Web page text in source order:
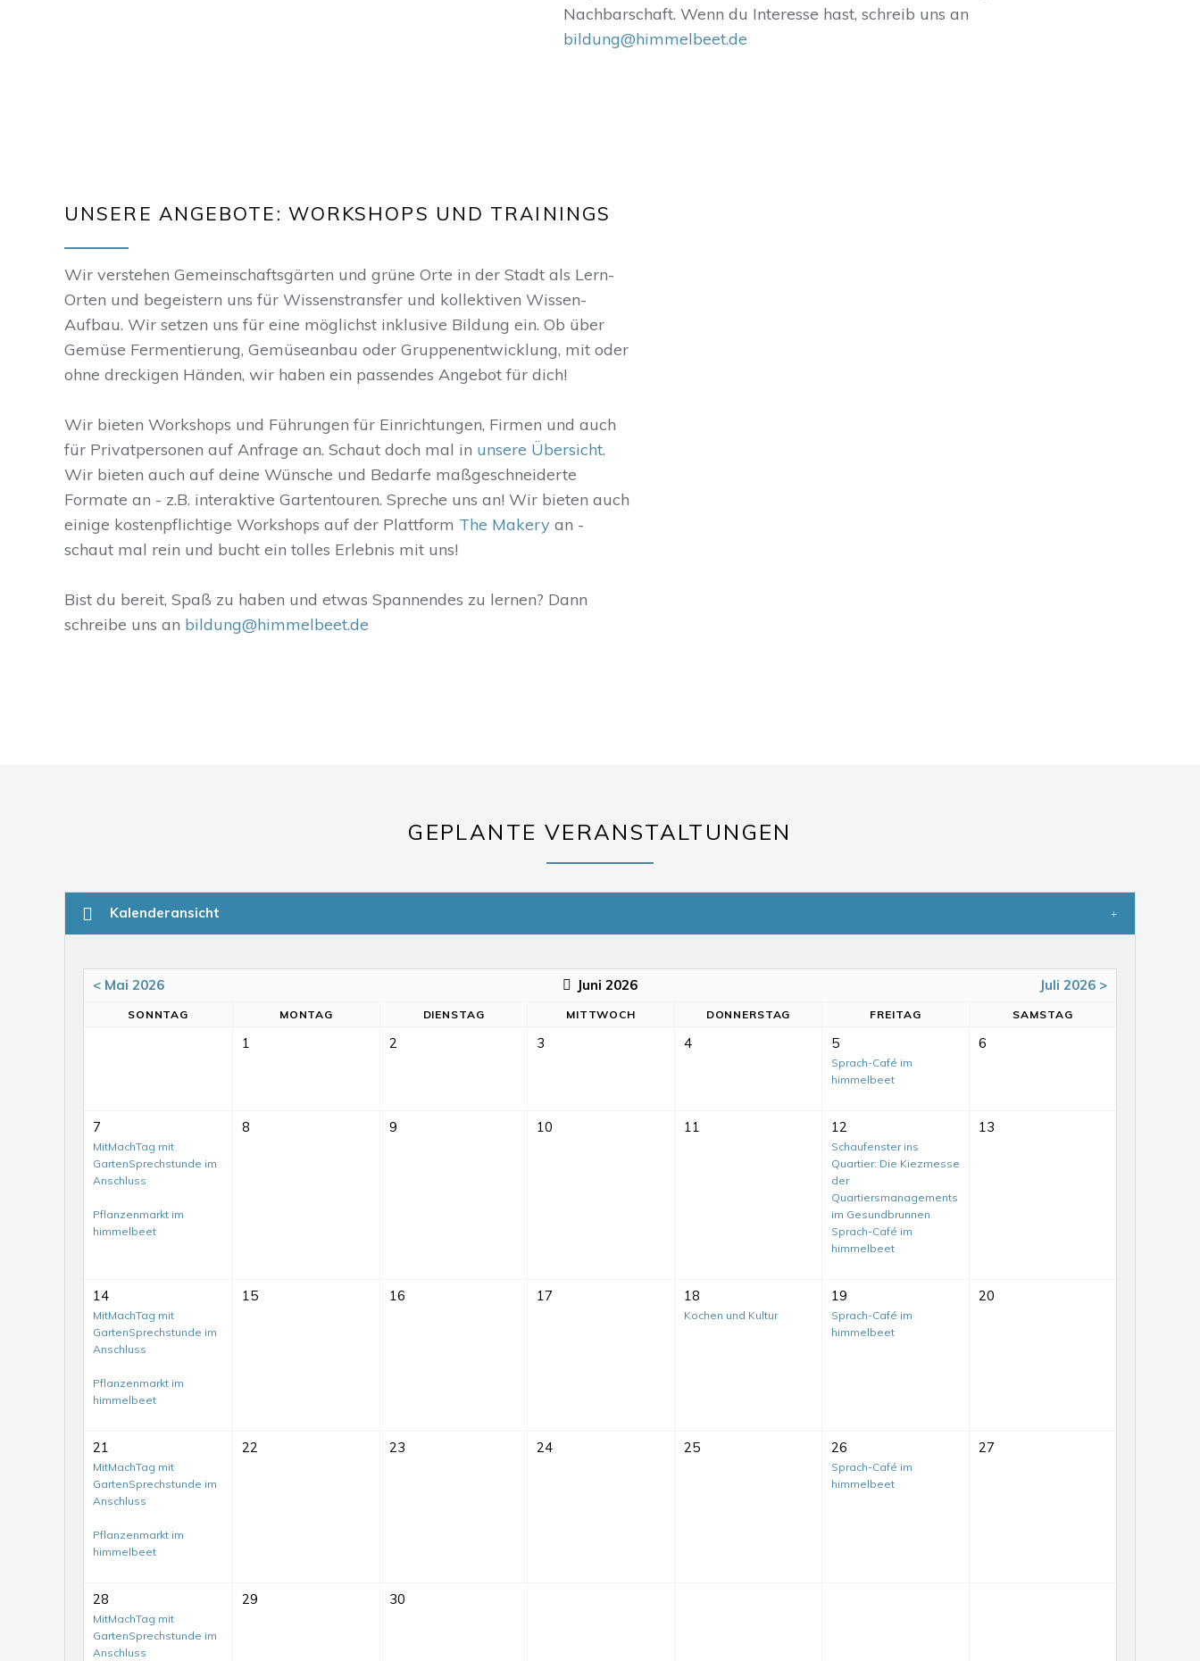
Nachbarschaft. Wenn du Interesse hast, schreib uns an
bildung@himmelbeet.de
UNSERE ANGEBOTE: WORKSHOPS UND TRAININGS
Wir verstehen Gemeinschaftsgärten und grüne Orte in der Stadt als Lern-
Orten und begeistern uns für Wissenstransfer und kollektiven Wissen-
Aufbau. Wir setzen uns für eine möglichst inklusive Bildung ein. Ob über
Gemüse Fermentierung, Gemüseanbau oder Gruppenentwicklung, mit oder
ohne dreckigen Händen, wir haben ein passendes Angebot für dich!
Wir bieten Workshops und Führungen für Einrichtungen, Firmen und auch
für Privatpersonen auf Anfrage an. Schaut doch mal in unsere Übersicht.
Wir bieten auch auf deine Wünsche und Bedarfe maßgeschneiderte
Formate an - z.B. interaktive Gartentouren. Spreche uns an! Wir bieten auch
einige kostenpflichtige Workshops auf der Plattform The Makery an -
schaut mal rein und bucht ein tolles Erlebnis mit uns!
Bist du bereit, Spaß zu haben und etwas Spannendes zu lernen? Dann
schreibe uns an bildung@himmelbeet.de
GEPLANTE VERANSTALTUNGEN
Kalenderansicht
< Mai 2026 Juni 2026 Juli 2026 >
SO NNTAG MO NTAG DIENSTAG MITTWOCH DONNERSTAG FREITAG SAMSTAG
1 2 3 4 5
Sprach-Café im
himmelbeet
6
7
MitMachTag mit
GartenSprechstunde im
Anschluss
Pflanzenmarkt im
himmelbeet
8 9 10 11 12
Schaufenster ins
Quartier: Die Kiezmesse
der
Quartiersmanagements
im Gesundbrunnen
Sprach-Café im
himmelbeet
13
14
MitMachTag mit
GartenSprechstunde im
Anschluss
Pflanzenmarkt im
himmelbeet
15 16 17 18
Kochen und Kultur
19
Sprach-Café im
himmelbeet
20
21
MitMachTag mit
GartenSprechstunde im
Anschluss
Pflanzenmarkt im
himmelbeet
22 23 24 25 26
Sprach-Café im
himmelbeet
27
28
MitMachTag mit
GartenSprechstunde im
Anschluss
29 30